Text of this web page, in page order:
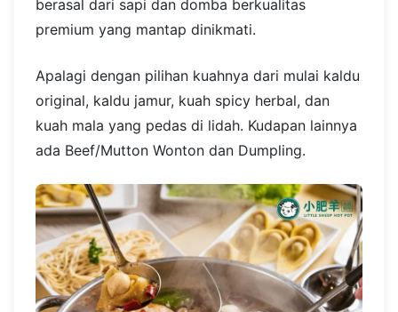
berasal dari sapi dan domba berkualitas
premium yang mantap dinikmati.
Apalagi dengan pilihan kuahnya dari mulai kaldu
original, kaldu jamur, kuah spicy herbal, dan
kuah mala yang pedas di lidah. Kudapan lainnya
ada Beef/Mutton Wonton dan Dumpling.